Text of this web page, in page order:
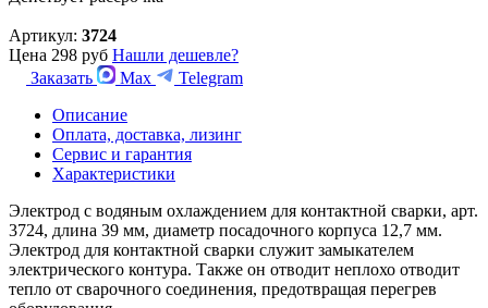
Артикул: 3724
Цена 298 руб Нашли дешевле?
Заказать
Max
Telegram
Описание
Оплата, доставка, лизинг
Сервис и гарантия
Характеристики
Электрод с водяным охлаждением для контактной сварки, арт.
3724, длина 39 мм, диаметр посадочного корпуса 12,7 мм.
Электрод для контактной сварки служит замыкателем
электрического контура. Также он отводит неплохо отводит
тепло от сварочного соединения, предотвращая перегрев